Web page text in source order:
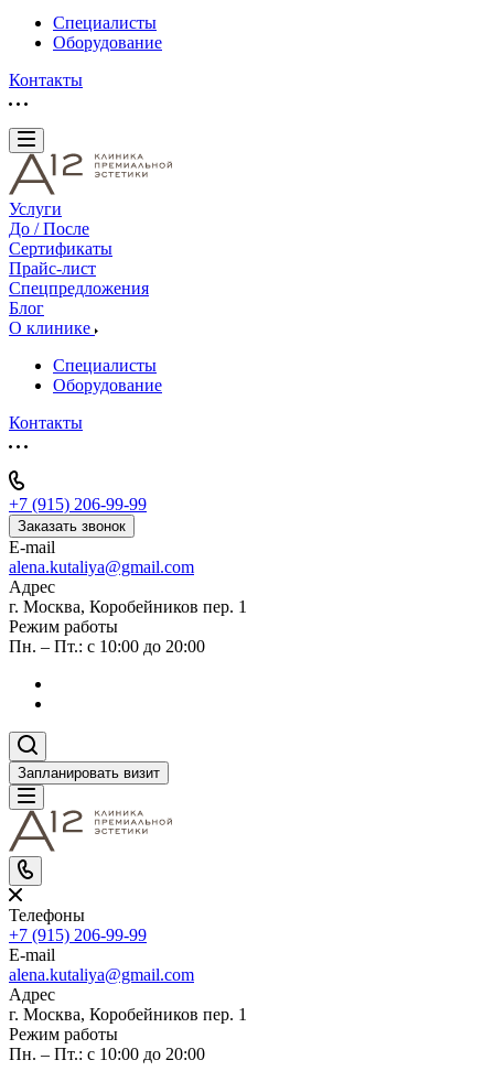
Специалисты
Оборудование
Контакты
Услуги
До / После
Сертификаты
Прайс-лист
Спецпредложения
Блог
О клинике
Специалисты
Оборудование
Контакты
+7 (915) 206-99-99
Заказать звонок
E-mail
alena.kutaliya@gmail.com
Адрес
г. Москва, Коробейников пер. 1
Режим работы
Пн. – Пт.: с 10:00 до 20:00
Запланировать визит
Телефоны
+7 (915) 206-99-99
E-mail
alena.kutaliya@gmail.com
Адрес
г. Москва, Коробейников пер. 1
Режим работы
Пн. – Пт.: с 10:00 до 20:00